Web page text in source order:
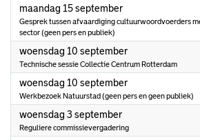
maandag 15 september2025
Gesprek tussen afvaardiging cultuurwoordvoerders
sector (geen pers en publiek)
woensdag 10 september2025
Technische sessie Collectie Centrum Rotterdam
woensdag 10 september2025
Werkbezoek Natuurstad (geen pers en geen publiek)
woensdag 3 september2025
Reguliere commissievergadering